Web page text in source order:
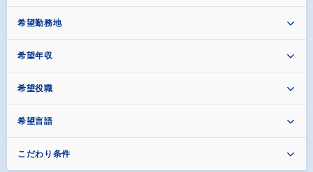
希望勤務地
希望年収
希望役職
希望言語
こだわり条件